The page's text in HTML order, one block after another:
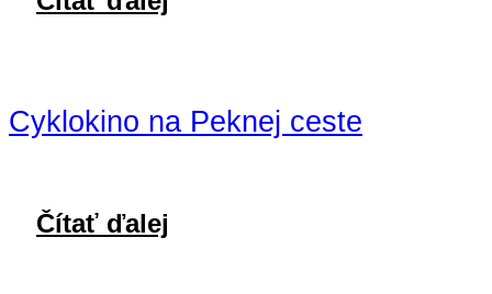
Cyklokino na Peknej ceste
Čítať ďalej